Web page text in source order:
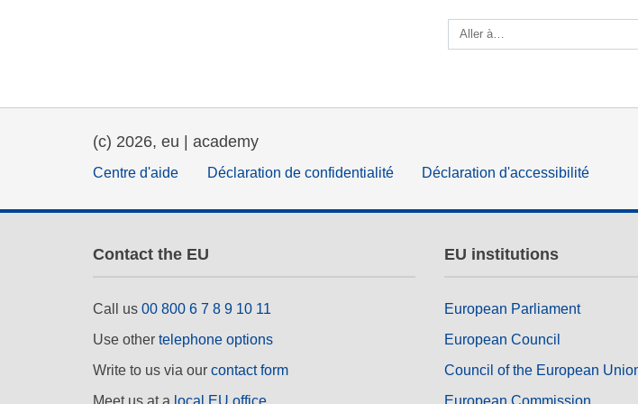
langue &
Aller à…
(c) 2026, eu | academy
Centre d'aide Déclaration de confidentialité Déclaration d'accessibilité
Contact the EU
Call us 00 800 6 7 8 9 10 11
Use other telephone options
Write to us via our contact form
EU institutions
European Parliament
European Council
Council of the European